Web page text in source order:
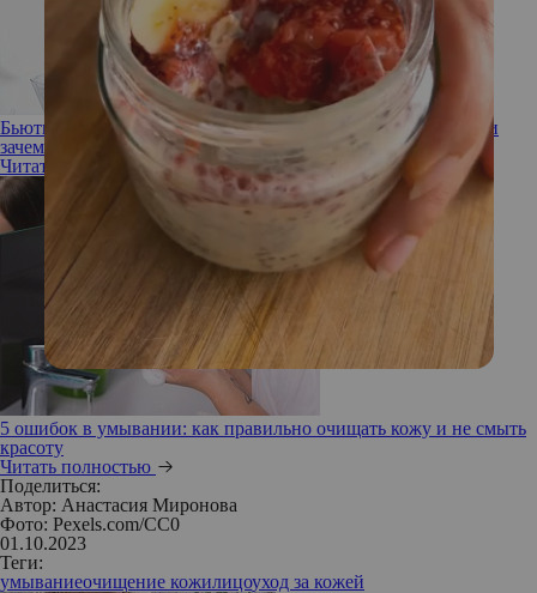
Бьюти-тренд из Японии: что такое минеральное умывание и
зачем вам это нужно
Читать полностью
5 ошибок в умывании: как правильно очищать кожу и не смыть
красоту
Читать полностью
Поделиться:
Автор: Анастасия Миронова
Фото: Pexels.com/CC0
01.10.2023
Теги:
умываниеочищение кожилицоуход за кожей